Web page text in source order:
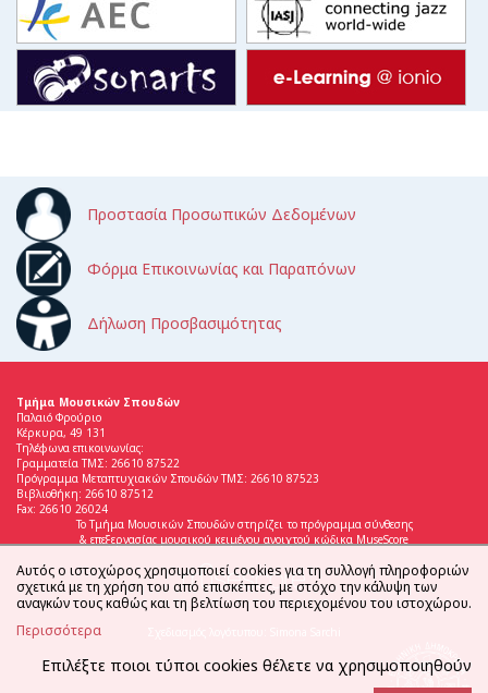
Προστασία Προσωπικών Δεδομένων
Φόρμα Επικοινωνίας και Παραπόνων
Δήλωση Προσβασιμότητας
Τμήμα Μουσικών Σπουδών
Παλαιό Φρούριο
Κέρκυρα, 49 131
Τηλέφωνα επικοινωνίας:
Γραμματεία ΤΜΣ: 26610 87522
Πρόγραμμα Μεταπτυχιακών Σπουδών ΤΜΣ: 26610 87523
Βιβλιοθήκη: 26610 87512
Fax: 26610 26024
Το Τμήμα Μουσικών Σπουδών στηρίζει το πρόγραμμα σύνθεσης
& επεξεργασίας μουσικού κειμένου ανοιχτού κώδικα MuseScore
Αυτός ο ιστοχώρος χρησιμοποιεί cookies για τη συλλογή πληροφοριών
σχετικά με τη χρήση του από επισκέπτες, με στόχο την κάλυψη των
αναγκών τους καθώς και τη βελτίωση του περιεχομένου του ιστοχώρου.
Περισσότερα
Επιλέξτε ποιοι τύποι cookies θέλετε να χρησιμοποιηθούν